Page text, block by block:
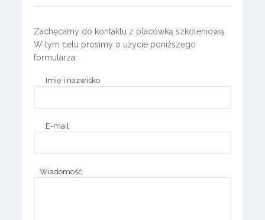
Zachęcamy do kontaktu z placówką szkoleniową.
W tym celu prosimy o użycie poniższego
formularza:
Imię i nazwisko
E-mail
Wiadomość